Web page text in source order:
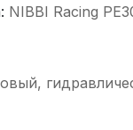
NIBBI Racing